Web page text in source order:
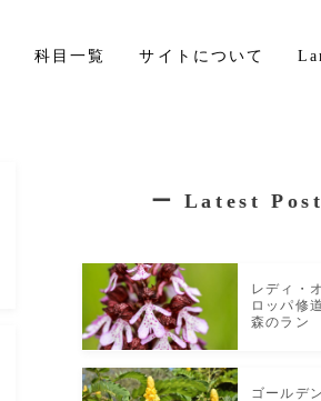
科目一覧 サイトについて
ー Latest
レディ・
ロッパ修
森のラン
ゴールデ